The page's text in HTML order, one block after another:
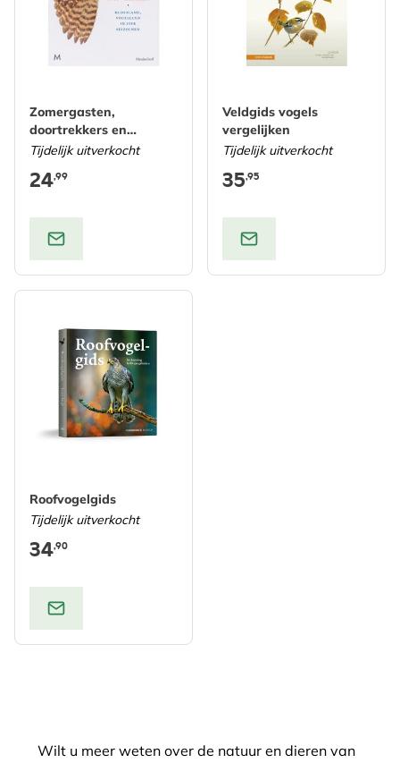
Zomergasten,
doortrekkers en
overwinteraars
Tijdelijk uitverkocht
24,99
Veldgids vogels
vergelijken
Tijdelijk uitverkocht
35,95
Roofvogelgids
Tijdelijk uitverkocht
34,90
Wilt u meer weten over de natuur en dieren van